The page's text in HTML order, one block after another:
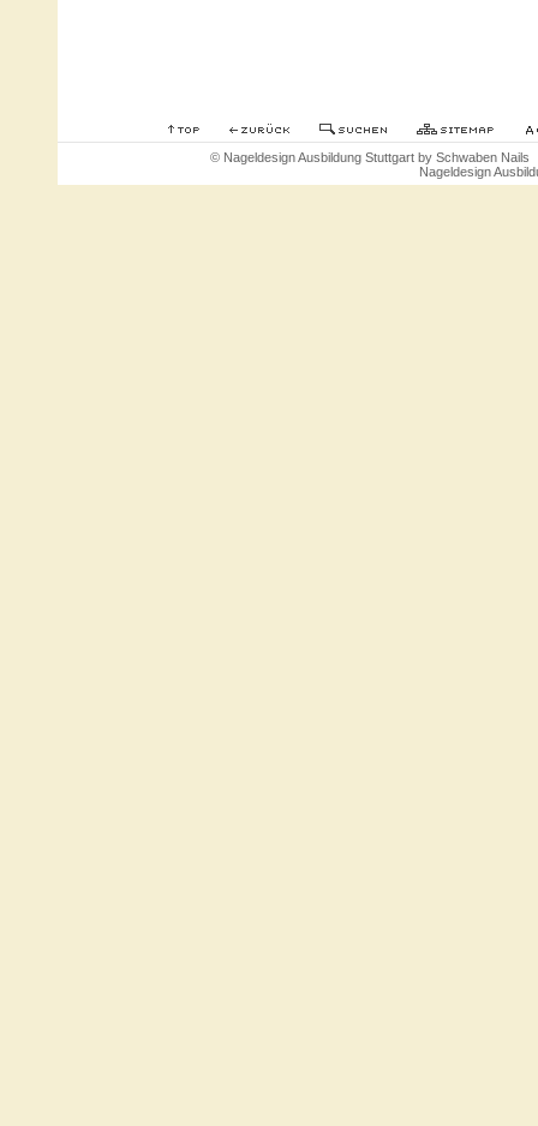
© Nageldesign Ausbildung Stuttgart by Schwaben
Nageldesign